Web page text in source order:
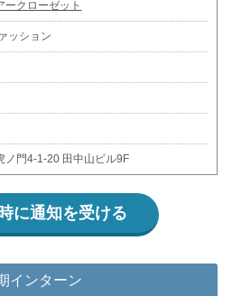
ークローゼット
ッション
ノ門4-1-20 田中山ビル9F
に通知を受ける
インターン